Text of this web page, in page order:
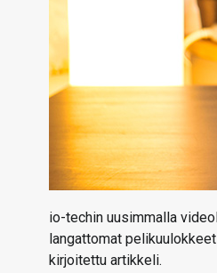
io-techin uusimmalla
langattomat
kirjoitettu artikkeli.